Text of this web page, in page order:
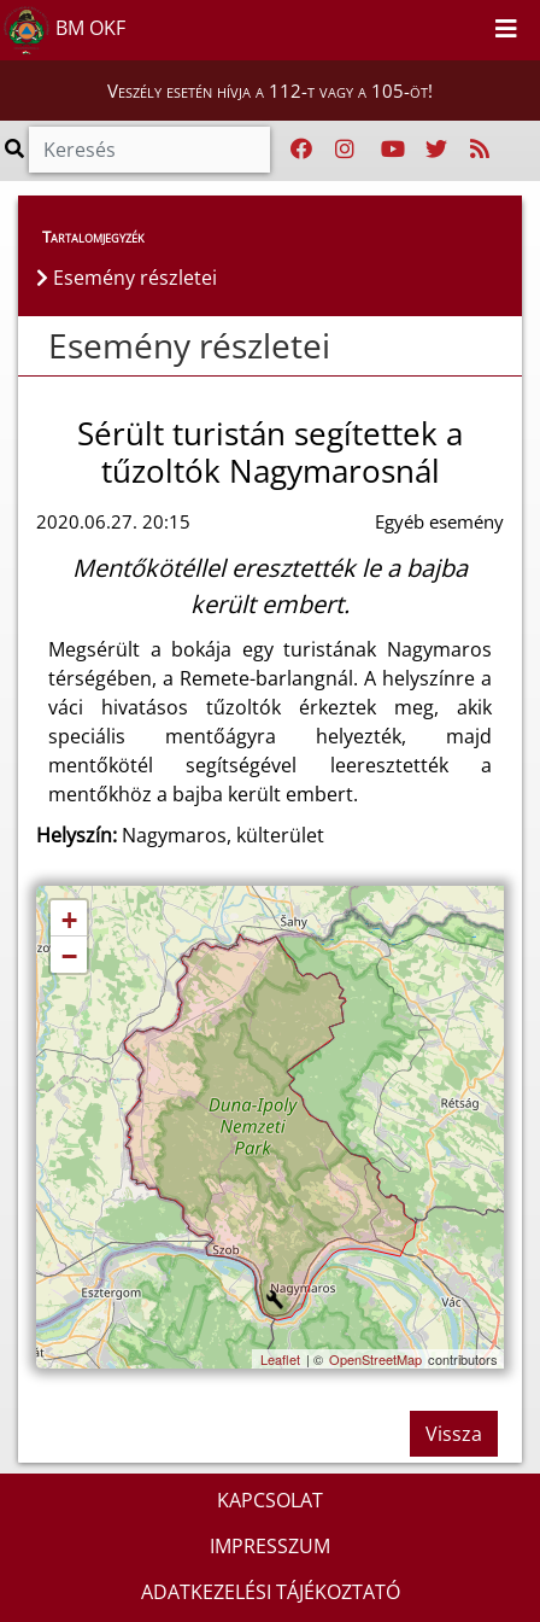
BM OKF
Veszély esetén hívja a 112-t vagy a 105-öt!
Esemény részletei
Tartalomjegyzék
Esemény részletei
Esemény részletei
Sérült turistán segítettek a
tűzoltók Nagymarosnál
2020.06.27. 20:15 Egyéb esemény
Mentőkötéllel eresztették le a bajba
került embert.
Megsérült a bokája egy turistának Nagymaros
térségében, a Remete-barlangnál. A helyszínre a
váci hivatásos tűzoltók érkeztek meg, akik
speciális mentőágyra helyezték, majd
mentőkötél segítségével leeresztették a
mentőkhöz a bajba került embert.
Helyszín: Nagymaros, külterület
+
−
Leaflet | © OpenStreetMap contributors
Vissza
KAPCSOLAT
IMPRESSZUM
ADATKEZELÉSI TÁJÉKOZTATÓ